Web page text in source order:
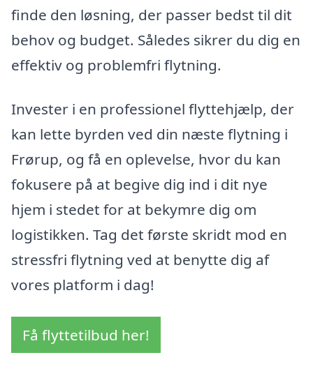
finde den løsning, der passer bedst til dit
behov og budget. Således sikrer du dig en
effektiv og problemfri flytning.
Invester i en professionel flyttehjælp, der
kan lette byrden ved din næste flytning i
Frørup, og få en oplevelse, hvor du kan
fokusere på at begive dig ind i dit nye
hjem i stedet for at bekymre dig om
logistikken. Tag det første skridt mod en
stressfri flytning ved at benytte dig af
vores platform i dag!
Få flyttetilbud her!